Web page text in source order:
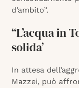
d’ambito”.
“L’acqua in
solida’
In attesa
Mazzei, può